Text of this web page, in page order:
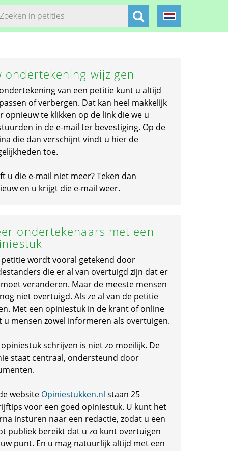
ondertekening wijzigen
van een petitie kunt u altijd
of verbergen. Dat kan heel makkelijk
opnieuw te klikken op de link die we u
in de e-mail ter bevestiging. Op de
die dan verschijnt vindt u hier de
toe.
u die e-mail niet meer? Teken dan
en u krijgt die e-mail weer.
ondertekenaars met een
petitie wordt vooral getekend door
die er al van overtuigd zijn dat er
veranderen. Maar de meeste mensen
niet overtuigd. Als ze al van de petitie
Met een opiniestuk in de krant of online
u mensen zowel informeren als overtuigen.
opiniestuk schrijven is niet zo moeilijk. De
staat centraal, ondersteund door
website Opiniestukken.nl staan 25
voor een goed opiniestuk. U kunt het
insturen naar een redactie, zodat u een
publiek bereikt dat u zo kunt overtuigen
punt. En u mag natuurlijk altijd met een